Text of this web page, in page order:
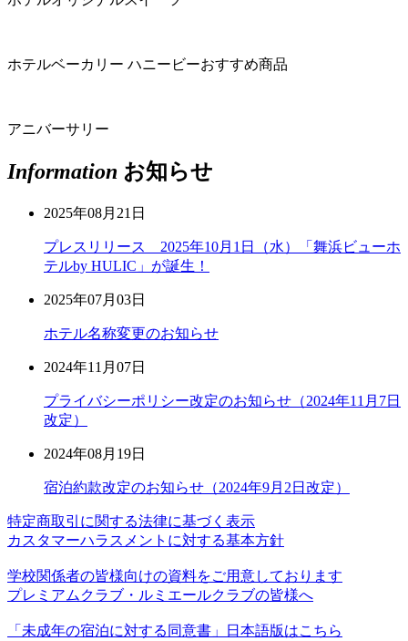
ホテルベーカリー ハニービーおすすめ商品
アニバーサリー
Information お知らせ
2025年08月21日
プレスリリース 2025年10月1日（水）「舞浜ビューホ
テルby HULIC」が誕生！
2025年07月03日
ホテル名称変更のお知らせ
2024年11月07日
プライバシーポリシー改定のお知らせ（2024年11月7日
改定）
2024年08月19日
宿泊約款改定のお知らせ（2024年9月2日改定）
特定商取引に関する法律に基づく表示
カスタマーハラスメントに対する基本方針
学校関係者の皆様向けの資料をご用意しております
プレミアムクラブ・ルミエールクラブの皆様へ
「未成年の宿泊に対する同意書」日本語版はこちら